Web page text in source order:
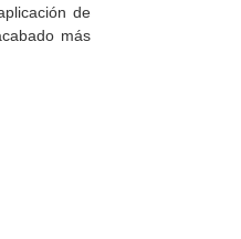
de
más